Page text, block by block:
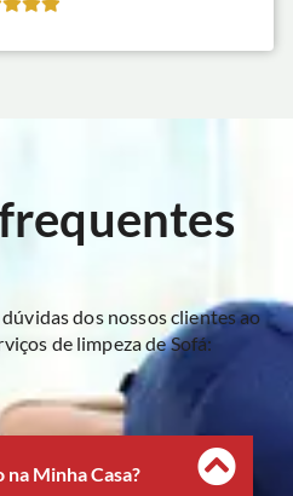
dos nossos clientes ao
de limpeza de Sofá:
Minha Casa?